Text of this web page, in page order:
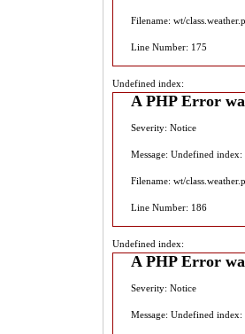
Filename: wt/
Line Number: 175
Undefined index:
A PHP Error
Severity: Notice
Message: Undefined index:
Filename: wt/
Line Number: 186
Undefined index:
A PHP Error
Severity: Notice
Message: Undefined index: